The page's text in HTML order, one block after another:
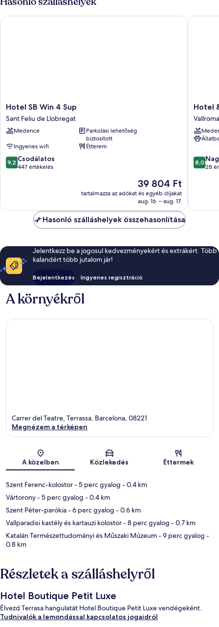
Hotel
SB
Win
4
Sant
Feliu
de
Hotel SB Win 4 Sup
Sant Feliu de Llobregat
Medence
Parkolási lehetőség
biztosított
Ingyenes wifi
Étterem
9.2
ennyiből:
9,2 Csodálatos
447 értékelés
Az
ár
39 804 Ft
39 804 Ft
tartalmazza az adókat és egyéb díjakat
aug. 16. – aug. 17.
Hotel SB Win 4 Sup
Hotel
&
Spa
Golden
Hotel
8.0
8,0
28
Hotel &
Hasonló szálláshelyek összehasonlítása
Jelentkezz be a jogosul kedvezményekért és extrákért. Több
kalandért több jutalom jár!
Bejelentkezés Ingyenes regisztráció
A környékről
Térkép
Carrer del Teatre, Terrassa, Barcelona, 08221
Megnézem a térképen
A közelben Közlekedés Éttermek
Szent Ferenc-kolostor- 5 perc gyalog - 0.4 km
Vártorony- 5 perc gyalog - 0.4 km
Szent Péter-parókia- 6 perc gyalog - 0.6 km
Vallparadisi kastély és kartauzi kolostor- 8 perc gyalog - 0.7 km
Katalán Természettudományi és Műszaki Múzeum- 9 perc gyalog -
0.8 km
Részletek a szálláshelyről
Hotel Boutique Petit Luxe
Élvezd Terrasa hangulatát Hotel Boutique Petit Luxe vendégeként.
Tudnivalók a lemondással kapcsolatos jogaidról